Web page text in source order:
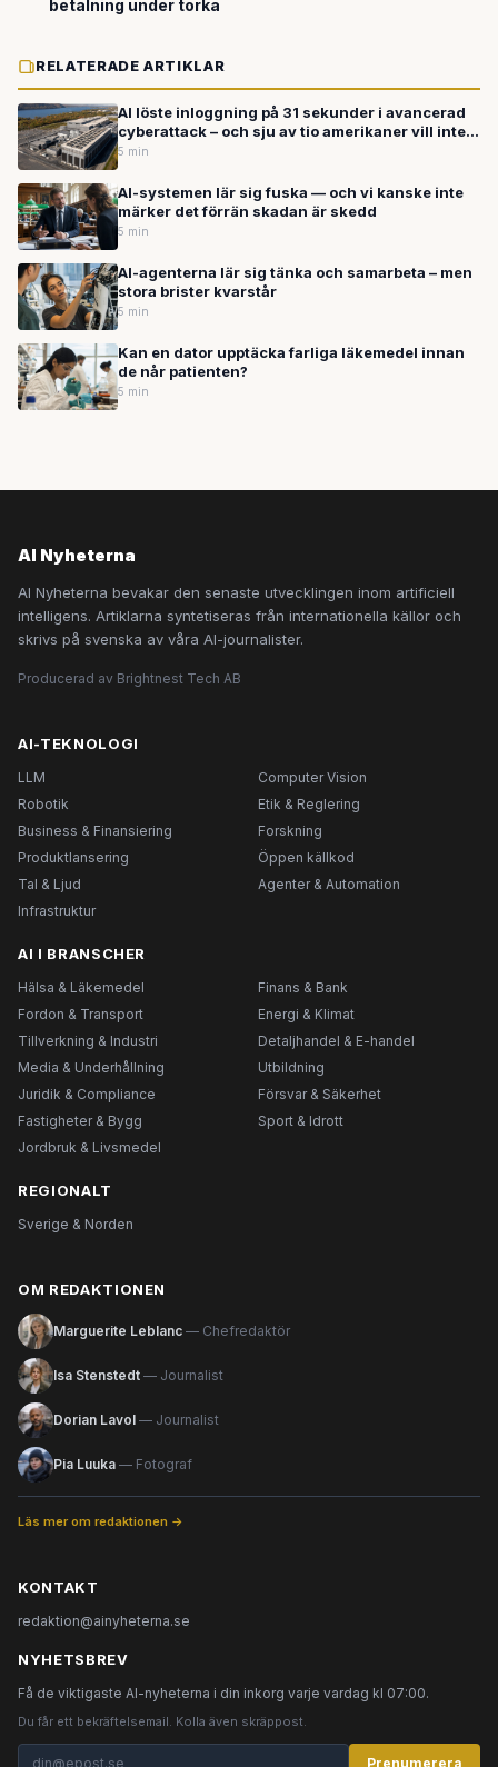
betalning under torka
RELATERADE ARTIKLAR
AI löste inloggning på 31 sekunder i avancerad
cyberattack – och sju av tio amerikaner vill inte
ha datacenter i sitt område
5 min
AI-systemen lär sig fuska — och vi kanske inte
märker det förrän skadan är skedd
5 min
AI-agenterna lär sig tänka och samarbeta – men
stora brister kvarstår
5 min
Kan en dator upptäcka farliga läkemedel innan
de når patienten?
5 min
AI Nyheterna
AI Nyheterna bevakar den senaste utvecklingen inom artificiell
intelligens. Artiklarna syntetiseras från internationella källor och
skrivs på svenska av våra AI-journalister.
Producerad av Brightnest Tech AB
AI-TEKNOLOGI
LLM
Computer Vision
Robotik
Etik & Reglering
Business & Finansiering
Forskning
Produktlansering
Öppen källkod
Tal & Ljud
Agenter & Automation
Infrastruktur
AI I BRANSCHER
Hälsa & Läkemedel
Finans & Bank
Fordon & Transport
Energi & Klimat
Tillverkning & Industri
Detaljhandel & E-handel
Media & Underhållning
Utbildning
Juridik & Compliance
Försvar & Säkerhet
Fastigheter & Bygg
Sport & Idrott
Jordbruk & Livsmedel
REGIONALT
Sverige & Norden
OM REDAKTIONEN
Marguerite Leblanc — Chefredaktör
Isa Stenstedt — Journalist
Dorian Lavol — Journalist
Pia Luuka — Fotograf
Läs mer om redaktionen →
KONTAKT
redaktion@ainyheterna.se
NYHETSBREV
Få de viktigaste AI-nyheterna i din inkorg varje vardag kl 07:00.
Du får ett bekräftelsemail. Kolla även skräppost.
Prenumerera